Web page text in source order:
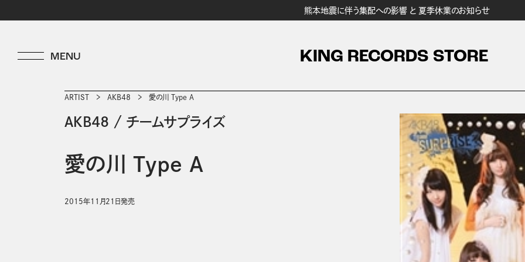
熊本地震に伴う集配への影響 と 夏季休業のお知らせ
KING RECORDS STORE
ARTIST ＡＫＢ４８ 愛の川 Type A
ＡＫＢ４８ / チームサプライズ
愛の川 Type A
2015年11月21日発売